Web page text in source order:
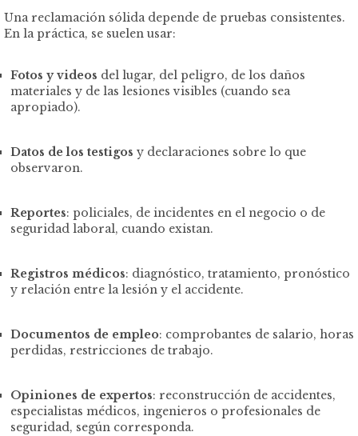
Una reclamación sólida depende de pruebas consistentes.
En la práctica, se suelen usar:
Fotos y videos del lugar, del peligro, de los daños
materiales y de las lesiones visibles (cuando sea
apropiado).
Datos de los testigos y declaraciones sobre lo que
observaron.
Reportes: policiales, de incidentes en el negocio o de
seguridad laboral, cuando existan.
Registros médicos: diagnóstico, tratamiento, pronóstico
y relación entre la lesión y el accidente.
Documentos de empleo: comprobantes de salario, horas
perdidas, restricciones de trabajo.
Opiniones de expertos: reconstrucción de accidentes,
especialistas médicos, ingenieros o profesionales de
seguridad, según corresponda.